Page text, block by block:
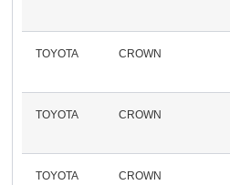
TOYOTA CROWN
TOYOTA CROWN
TOYOTA CROWN